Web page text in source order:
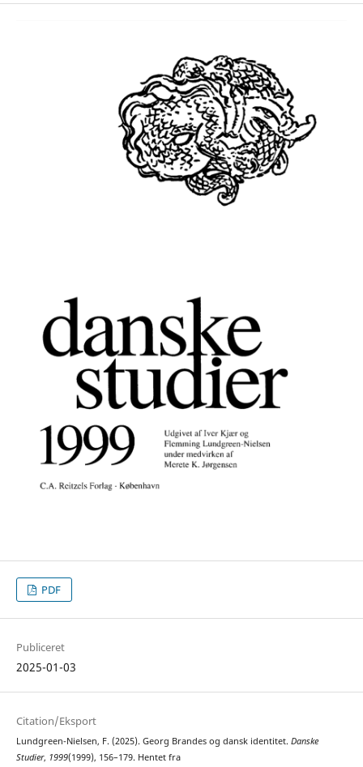
PDF
Publiceret
2025-01-03
Citation/Eksport
Lundgreen-Nielsen, F. (2025). Georg Brandes og dansk identitet. Danske
Studier, 1999(1999), 156–179. Hentet fra